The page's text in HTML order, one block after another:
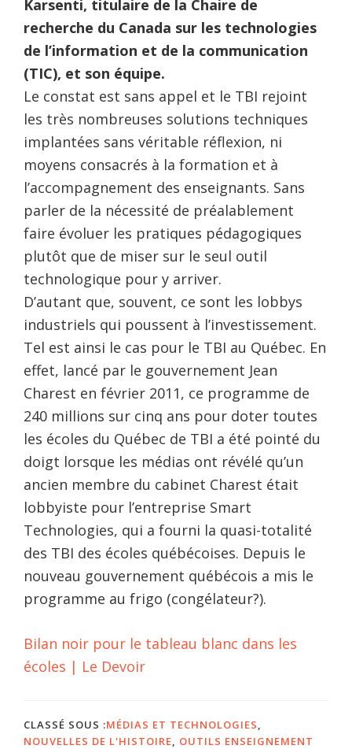
Karsenti, titulaire de la Chaire de
recherche du Canada sur les technologies
de l’information et de la communication
(TIC), et son équipe.
Le constat est sans appel et le TBI rejoint
les très nombreuses solutions techniques
implantées sans véritable réflexion, ni
moyens consacrés à la formation et à
l’accompagnement des enseignants. Sans
parler de la nécessité de préalablement
faire évoluer les pratiques pédagogiques
plutôt que de miser sur le seul outil
technologique pour y arriver.
D’autant que, souvent, ce sont les lobbys
industriels qui poussent à l’investissement.
Tel est ainsi le cas pour le TBI au Québec. En
effet, lancé par le gouvernement Jean
Charest en février 2011, ce programme de
240 millions sur cinq ans pour doter toutes
les écoles du Québec de TBI a été pointé du
doigt lorsque les médias ont révélé qu’un
ancien membre du cabinet Charest était
lobbyiste pour l’entreprise Smart
Technologies, qui a fourni la quasi-totalité
des TBI des écoles québécoises. Depuis le
nouveau gouvernement québécois a mis le
programme au frigo (congélateur?).
Bilan noir pour le tableau blanc dans les
écoles | Le Devoir
CLASSÉ SOUS :MÉDIAS ET TECHNOLOGIES
NOUVELLES DE L'HISTOIRE
OUTILS ENSEIGNEMENT